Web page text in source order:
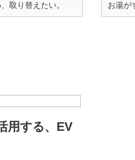
取り替えたい。 お湯が
用する、EV